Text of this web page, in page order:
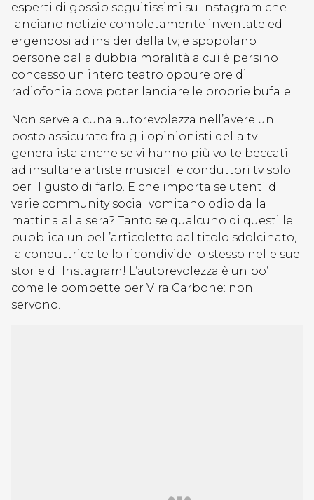
esperti di gossip seguitissimi su Instagram che
lanciano notizie completamente inventate ed
ergendosi ad insider della tv; e spopolano
persone dalla dubbia moralità a cui è persino
concesso un intero teatro oppure ore di
radiofonia dove poter lanciare le proprie bufale.
Non serve alcuna autorevolezza nell’avere un
posto assicurato fra gli opinionisti della tv
generalista anche se vi hanno più volte beccati
ad insultare artiste musicali e conduttori tv solo
per il gusto di farlo. E che importa se utenti di
varie community social vomitano odio dalla
mattina alla sera? Tanto se qualcuno di questi le
pubblica un bell’articoletto dal titolo sdolcinato,
la conduttrice te lo ricondivide lo stesso nelle sue
storie di Instagram! L’autorevolezza è un po’
come le pompette per Vira Carbone: non
servono.